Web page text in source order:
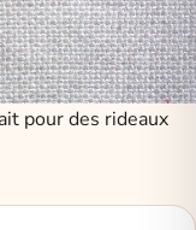
pour des rideaux